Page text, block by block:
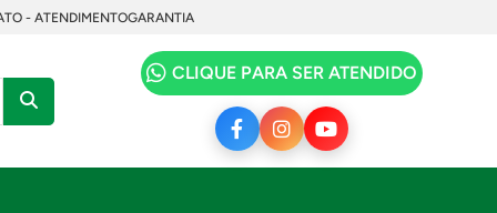
- ATENDIMENTOGARANTIA
CLIQUE PARA SER ATENDIDO